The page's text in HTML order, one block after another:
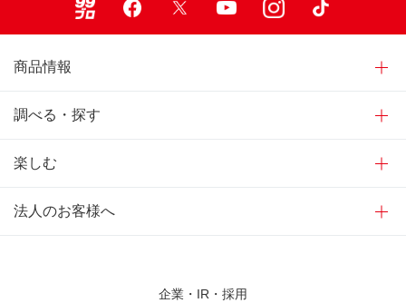
商品情報
調べる・探す
楽しむ
法人のお客様へ
企業・IR・採用